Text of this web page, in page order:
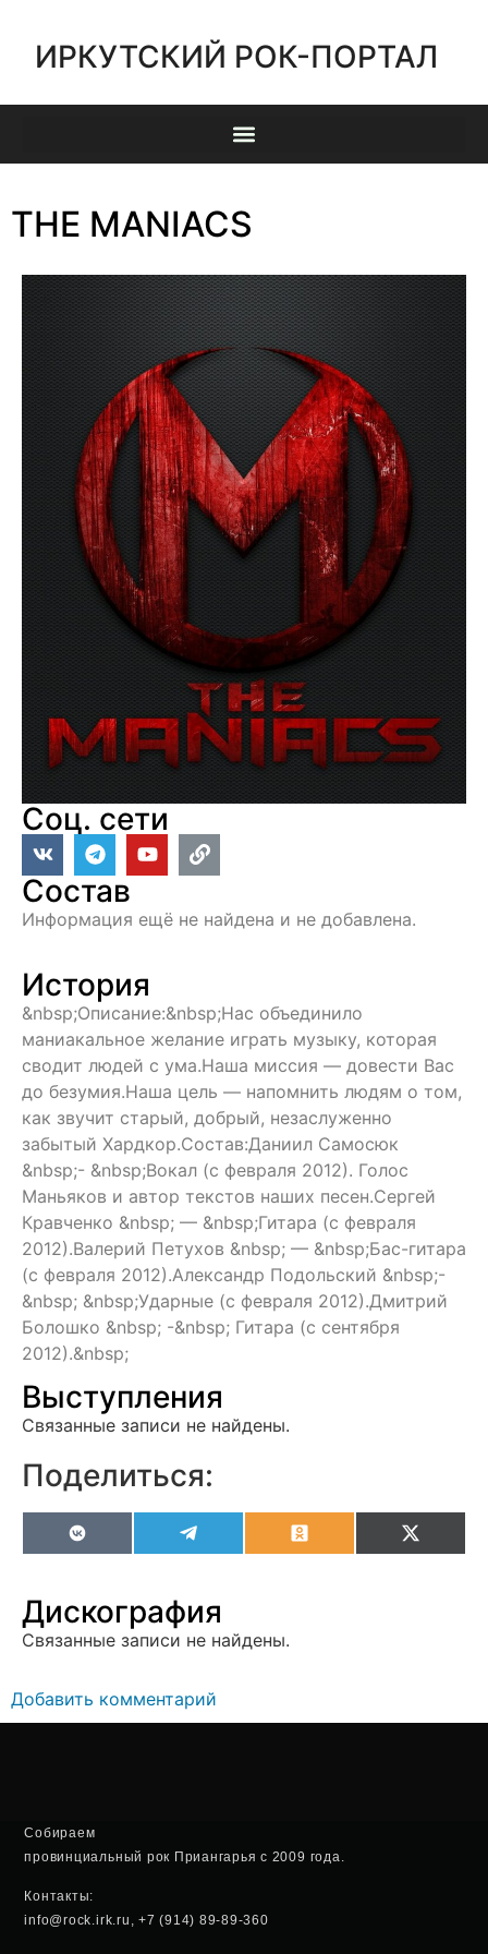
ИРКУТСКИЙ РОК-ПОРТАЛ
THE MANIACS
Соц. сети
Состав
Информация ещё не найдена и не добавлена.
История
&nbsp;Описание:&nbsp;Нас объединило
маниакальное желание играть музыку, которая
сводит людей с ума.Наша миссия — довести Вас
до безумия.Наша цель — напомнить людям о том,
как звучит старый, добрый, незаслуженно
забытый Хардкор.Состав:Даниил Самосюк
&nbsp;- &nbsp;Вокал (с февраля 2012). Голос
Маньяков и автор текстов наших песен.Сергей
Кравченко &nbsp; — &nbsp;Гитара (с февраля
2012).Валерий Петухов &nbsp; — &nbsp;Бас-гитара
(с февраля 2012).Александр Подольский &nbsp;-
&nbsp; &nbsp;Ударные (с февраля 2012).Дмитрий
Болошко &nbsp; -&nbsp; Гитара (с сентября
2012).&nbsp;
Выступления
Связанные записи не найдены.
Поделиться:
VK OdnoklassnikiX
Дискография
Связанные записи не найдены.
Добавить комментарий
Собираем
провинциальный рок Приангарья с 2009 года.
Контакты:
info@rock.irk.ru, +7 (914) 89-89-360